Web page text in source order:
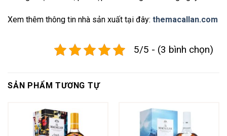
Xem thêm thông tin nhà sản xuất tại đây: themacallan.com
5/5 - (3 bình chọn)
SẢN PHẨM TƯƠNG TỰ